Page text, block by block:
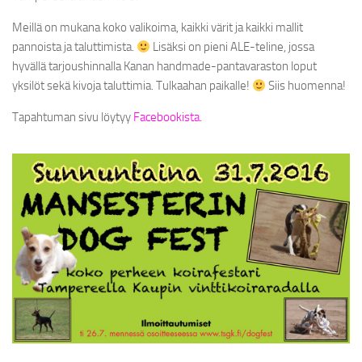
SHINE-TALUTTIMET
MONITOIMITALUTTIMET
PEHMEEE!-TALUTTIMET
KAKKAPUSSIBÄGIT
SPECIAL EDITIONS
LOPETETUT MALLISTOT
SATIN
JÄLLEENMYYJÄT
YRITYKSESTÄ
Meillä on mukana koko valikoima, kaikki värit ja kaikki mallit
pannoista ja taluttimista.
Lisäksi on pieni ALE-teline, jossa
hyvällä tarjoushinnalla Kanan handmade-pantavaraston loput
yksilöt sekä kivoja taluttimia. Tulkaahan paikalle!
Siis huomenna!
Tapahtuman sivu löytyy Facebookista.